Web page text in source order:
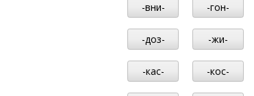
-вни- -гон-
-доз- -жи-
-кас- -кос-